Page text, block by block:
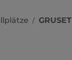
/ GRUSET